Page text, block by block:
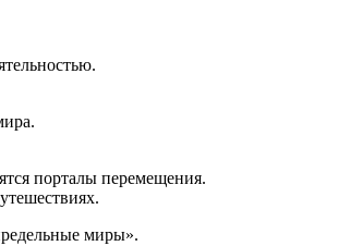
пор­та­лы перемещения.
миры».